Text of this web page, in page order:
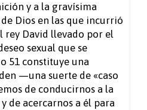
y a la gravísima
Dios en las que incurrió
rey David llevado por el
sexual que se
51 constituye una
—una suerte de «caso
de conducirnos a la
de acercarnos a él para